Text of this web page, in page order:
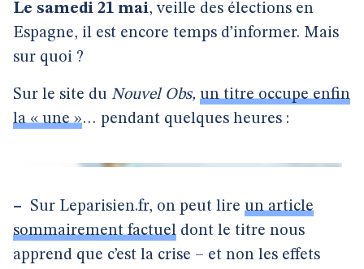
Le samedi 21 mai, veille des élections en
Espagne, il est encore temps d’informer. Mais
sur quoi ?
Sur le site du Nouvel Obs, un titre occupe enfin
la « une »… pendant quelques heures :
– Sur Leparisien.fr, on peut lire un article
sommairement factuel dont le titre nous
apprend que c’est la crise – et non les effets